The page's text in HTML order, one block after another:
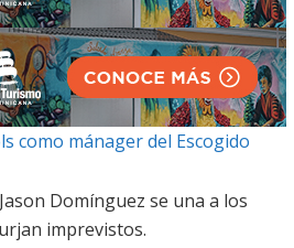
como mánager del Escogido
Domínguez se una a los
imprevistos.